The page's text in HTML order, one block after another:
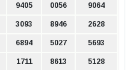
9405 0056 9064
3093 8946 2628
6894 5027 5693
1711 8613 5128